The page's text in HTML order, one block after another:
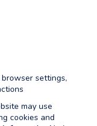
settings,
may use
cookies and